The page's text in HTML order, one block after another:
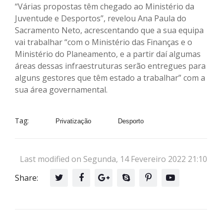
“Várias propostas têm chegado ao Ministério da
Juventude e Desportos”, revelou Ana Paula do
Sacramento Neto, acrescentando que a sua equipa
vai trabalhar “com o Ministério das Finanças e o
Ministério do Planeamento, e a partir daí algumas
áreas dessas infraestruturas serão entregues para
alguns gestores que têm estado a trabalhar” com a
sua área governamental.
Tag: Privatização Desporto
Last modified on Segunda, 14 Fevereiro 2022 21:10
Share: